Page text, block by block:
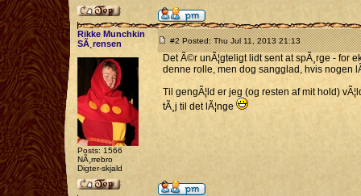
Rikke Munchkin
SÃ¸rensen
Posts: 1566
NÃ¸rrebro
Digter-skjald
#2 Posted: Thu Jul 11, 2013 21:13
Det Ã©r unÃ¦gteligt lidt sent at spÃ¸rge - for
denne rolle, men dog sangglad, hvis nogen
Til gengÃ¦ld er jeg (og resten af mit hold)
tÃ¸j til det lÃ¦nge